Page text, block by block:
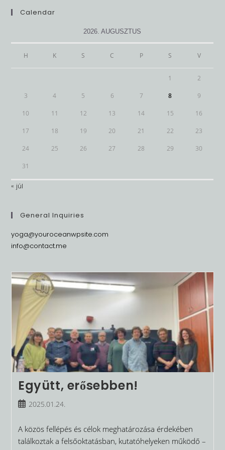
Calendar
2026. AUGUSZTUS
H K S C P S V
1 2
3 4 5 6 7 8 9
10 11 12 13 14 15 16
17 18 19 20 21 22 23
24 25 26 27 28 29 30
31
« júl
General Inquiries
yoga@youroceanwpsite.com
info@contact.me
Együtt, erősebben!
Post2025.01.24.
A közös fellépés és célok meghatározása érdekében
találkoztak a felsőoktatásban, kutatóhelyeken működő –